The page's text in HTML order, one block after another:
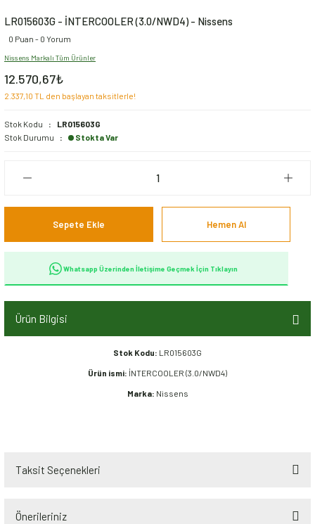
LR015603G - İNTERCOOLER (3.0/NWD4) - Nissens
0 Puan - 0 Yorum
Nissens Markalı Tüm Ürünler
12.570,67₺
2.337,10 TL den başlayan taksitlerle!
Stok Kodu
LR015603G
Stok Durumu
Stokta Var
Sepete Ekle Hemen Al
Whatsapp Üzerinden İletişime Geçmek İçin Tıklayın
Ürün Bilgisi
Stok Kodu: LR015603G
Ürün ismi: İNTERCOOLER (3.0/NWD4)
Marka: Nissens
Taksit Seçenekleri
Önerileriniz